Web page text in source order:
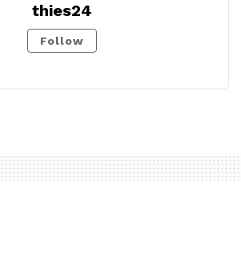
thies24
Follow